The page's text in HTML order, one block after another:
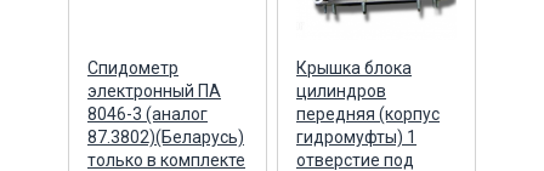
Спидометр
электронный ПА
8046-3 (аналог
87.3802)(Беларусь)
только в комплекте
Крышка блока
цилиндров
передняя (корпус
гидромуфты) 1
отверстие под